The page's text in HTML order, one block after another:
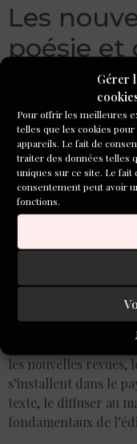
Gérer
Pour offrir les meilleures
telles que les cookies
appareils. Le fait de
traiter des données telles
uniques sur ce site. Le
consentement peut avoir
fonctions.
Les
poésie et
(2/3) :
Couvertures
les nouvelles revues,
s’installent dans le
texte, le diffuser au
fondamentaux de